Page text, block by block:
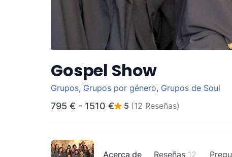
Gospel Show
Grupos, Grupos por género, Grupos de Soul
795 € - 1510 € 5 (12 Reseñas)
Acerca de Reseñas 12